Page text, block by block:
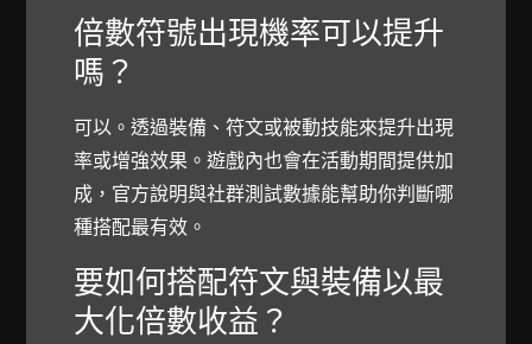
倍數符號出現機率可以提升
嗎？
可以。透過裝備、符文或被動技能來提升出現
率或增強效果。遊戲內也會在活動期間提供加
成，官方說明與社群測試數據能幫助你判斷哪
種搭配最有效。
要如何搭配符文與裝備以最
大化倍數收益？